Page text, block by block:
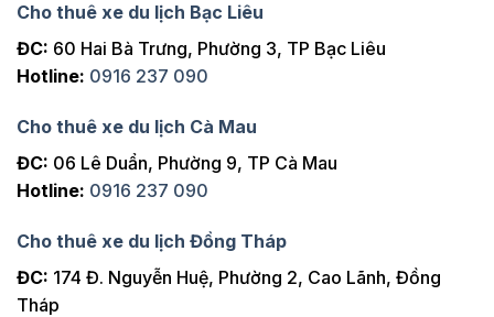
Cho thuê xe du lịch Bạc Liêu
ĐC: 60 Hai Bà Trưng, Phường 3, TP Bạc Liêu
Hotline: 0916 237 090
Cho thuê xe du lịch Cà Mau
ĐC: 06 Lê Duẩn, Phường 9, TP Cà Mau
Hotline: 0916 237 090
Cho thuê xe du lịch Đồng Tháp
ĐC: 174 Đ. Nguyễn Huệ, Phường 2, Cao Lãnh, Đồng
Tháp